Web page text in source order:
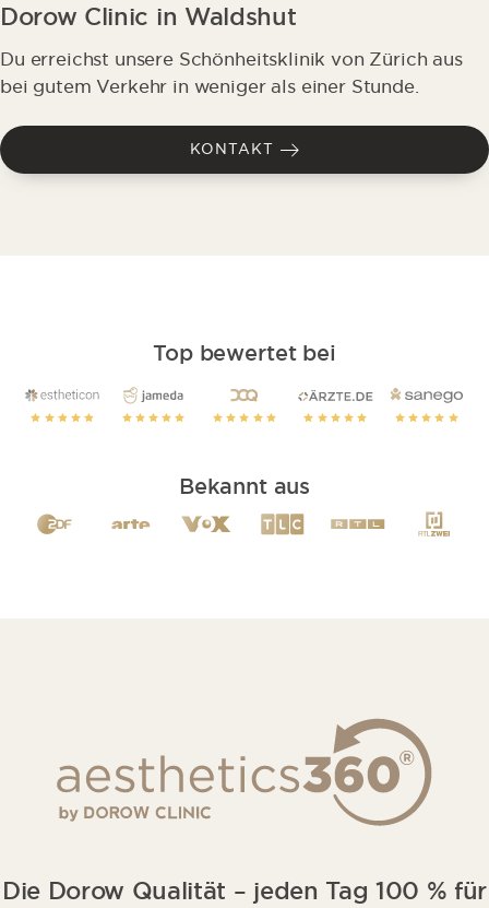
Dorow Clinic in Waldshut
Du erreichst unsere Schönheitsklinik von Zürich aus
bei gutem Verkehr in weniger als einer Stunde.
KONTAKT
Top bewertet bei
Bekannt aus
Die Dorow Qualität – jeden Tag 100 % für